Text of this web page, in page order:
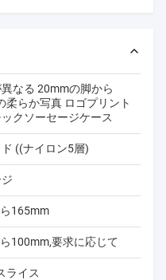
なる 20mmの脚から
柔らか写真 ロゴプリント
クソーセージケース
((ナイロン5層)
165mm
100mm,要求に応じて
ライス